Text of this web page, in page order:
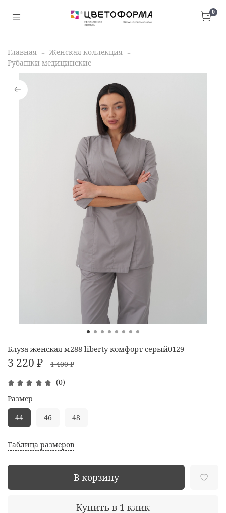
0
Главная
Женская коллекция
Рубашки медицинские
(0)
Блуза женская м288 liberty комфорт серый0129
3 220 ₽ 4 400 ₽
Таблица размеров
В корзину
Купить в 1 клик
Размер
44
46 48